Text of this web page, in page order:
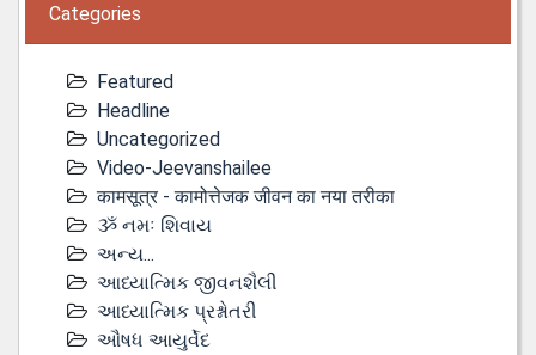
Categories
Featured
Headline
Uncategorized
Video-Jeevanshailee
कामसूत्र - कामोत्तेजक जीवन का नया तरीका
ૐ નમઃ શિવાય
અન્ય...
આધ્યાત્મિક જીવનશૈલી
આધ્યાત્મિક પ્રશ્નોતરી
ઔષધ આયુર્વેદ